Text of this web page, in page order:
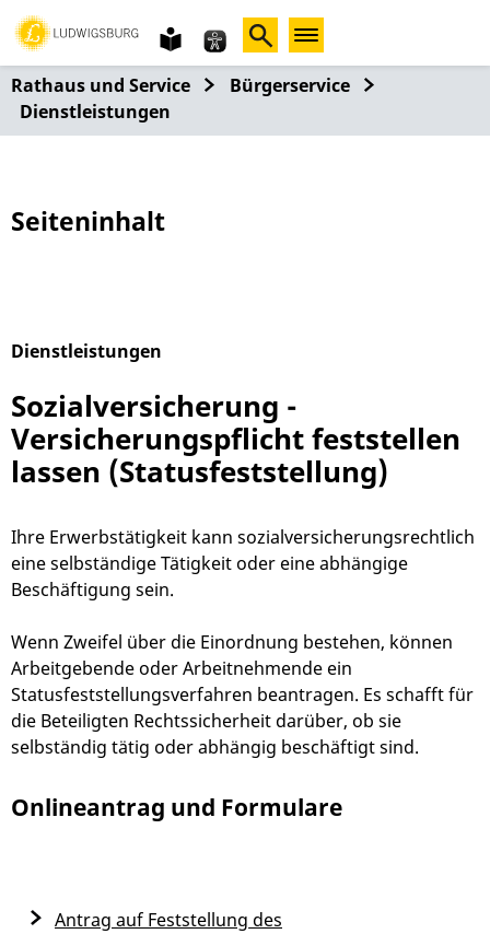
Gebärdensprache
leichte
Sprache
Rathaus und Service
Bürgerservice
Dienstleistungen
Seiteninhalt
Dienstleistungen
Sozialversicherung -
Versicherungspflicht feststellen
lassen (Statusfeststellung)
Ihre Erwerbstätigkeit kann sozialversicherungsrechtlich
eine selbständige Tätigkeit oder eine abhängige
Beschäftigung sein.
Wenn Zweifel über die Einordnung bestehen, können
Arbeitgebende oder Arbeitnehmende ein
Statusfeststellungsverfahren beantragen. Es schafft für
die Beteiligten Rechtssicherheit darüber, ob sie
selbständig tätig oder abhängig beschäftigt sind.
Onlineantrag und Formulare
Antrag auf Feststellung des